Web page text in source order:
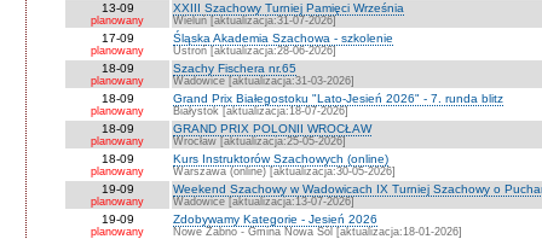
13-09
planowany
XXIII Szachowy Turniej Pamięci Września
Wieluń [aktualizacja:31-07-2026]
17-09
planowany
Śląska Akademia Szachowa - szkolenie
Ustroń [aktualizacja:28-06-2026]
18-09
planowany
Szachy Fischera nr.65
Wadowice [aktualizacja:31-03-2026]
18-09
planowany
Grand Prix Białegostoku "Lato-Jesień 2026" - 7. runda blitz
Białystok [aktualizacja:18-07-2026]
18-09
planowany
GRAND PRIX POLONII WROCŁAW
Wrocław [aktualizacja:25-05-2026]
18-09
planowany
Kurs Instruktorów Szachowych (online)
Warszawa (online) [aktualizacja:30-05-2026]
19-09
planowany
Weekend Szachowy w Wadowicach IX Turniej Szachowy o
Wadowice [aktualizacja:13-07-2026]
19-09
planowany
Zdobywamy Kategorie - Jesień 2026
Nowe Żabno - Gmina Nowa Sól [aktualizacja:18-01-2026]